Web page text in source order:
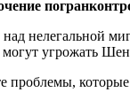
над
угрожать
проблемы,